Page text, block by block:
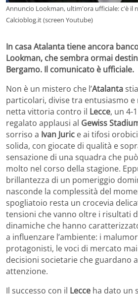
Annuncio Lookman, ultim'ora ufficiale: c'è il
Calcioblog.it (screen Youtube)
In casa Atalanta tiene ancora
Lookman, che sembra ormai
Bergamo. Il comunicato è ufficiale.
Non è un mistero che l’Atalanta
particolari, divise tra entusiasmo e
netta vittoria contro il Lecce, un 4-
regalato applausi al Gewiss
sorriso a Ivan Juric e ai tifosi
solida, con giocate di qualità e
sensazione di una squadra che
molto nel corso della stagione.
brillantezza di un pomeriggio
nasconde la complessità del
spogliatoio resta un crocevia
tensioni che vanno oltre i risultati
dinamiche che hanno
a influenzare l’ambiente: i
protagonisti, le voci di mercato
decisioni societarie che guardano
attenzione.
Il successo con il Lecce ha dato un